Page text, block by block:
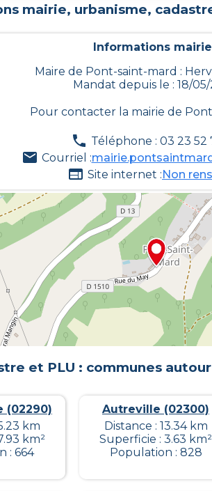
mairie, urbanisme,
Informations
Maire de Pont-saint-mard :
Mandat depuis le : 18/
Pour contacter la mairie de
Téléphone : 03 23 52
Courriel :
Site internet :Non
et PLU : communes
(02290)
km
km²
: 664
Autreville (02300)
Distance : 13.34 km
Superficie : 3.63 km²
Population : 828